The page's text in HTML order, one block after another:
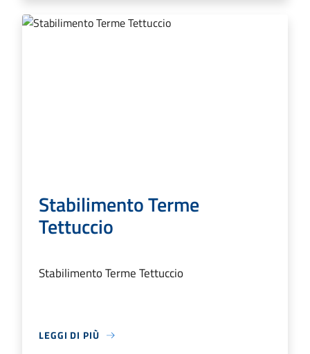
Stabilimento Terme
Tettuccio
Stabilimento Terme Tettuccio
LEGGI DI PIÙ